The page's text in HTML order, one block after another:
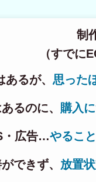
制
（すでに
るが、 思った
るのに、 購入
・広告…やるこ
できず、 放置